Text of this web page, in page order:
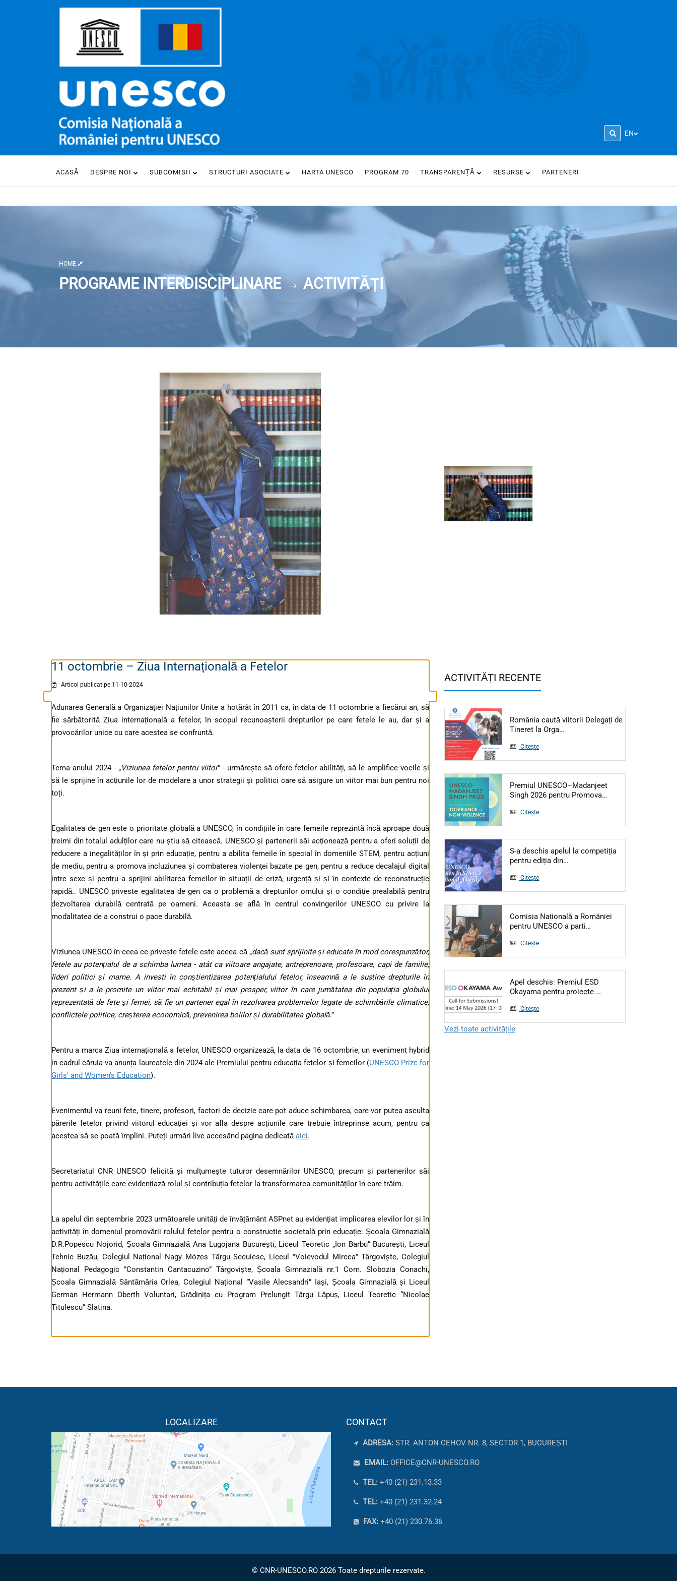
EN
ACASĂ DESPRE NOI SUBCOMISII STRUCTURI ASOCIATE HARTA UNESCO PROGRAM 70 TRANSPARENȚĂ RESURSE PARTENERI
HOME
PROGRAME INTERDISCIPLINARE → ACTIVITĂȚI
11 octombrie – Ziua Internațională a Fetelor
Articol publicat pe 11-10-2024
Adunarea Generală a Organizației Națiunilor Unite a hotărât în 2011 ca, în data de 11 octombrie a fiecărui an, să
fie sărbătorită Ziua internațională a fetelor, în scopul recunoașterii drepturilor pe care fetele le au, dar și a
provocărilor unice cu care acestea se confruntă.
Tema anului 2024 - „Viziunea fetelor pentru viitor” - urmărește să ofere fetelor abilități, să le amplifice vocile și
să le sprijine în acțiunile lor de modelare a unor strategii și politici care să asigure un viitor mai bun pentru noi
toți.
Egalitatea de gen este o prioritate globală a UNESCO, în condițiile în care femeile reprezintă încă aproape două
treimi din totalul adulților care nu știu să citească. UNESCO și partenerii săi acționează pentru a oferi soluții de
reducere a inegalităților în și prin educație, pentru a abilita femeile în special în domeniile STEM, pentru acțiuni
de mediu, pentru a promova incluziunea și combaterea violenței bazate pe gen, pentru a reduce decalajul digital
între sexe și pentru a sprijini abilitarea femeilor în situații de criză, urgență și și în contexte de reconstrucție
rapidă.. UNESCO priveste egalitatea de gen ca o problemă a drepturilor omului și o condiție prealabilă pentru
dezvoltarea durabilă centrată pe oameni. Aceasta se află în centrul convingerilor UNESCO cu privire la
modalitatea de a construi o pace durabilă.
Viziunea UNESCO în ceea ce privește fetele este aceea că „dacă sunt sprijinite și educate în mod corespunzător,
fetele au potențialul de a schimba lumea - atât ca viitoare angajate, antreprenoare, profesoare, capi de familie,
lideri politici și mame. A investi în conștientizarea potențialului fetelor, înseamnă a le susține drepturile în
prezent și a le promite un viitor mai echitabil și mai prosper, viitor în care jumătatea din populația globului
reprezentată de fete și femei, să fie un partener egal în rezolvarea problemelor legate de schimbările climatice,
conflictele politice, creșterea economică, prevenirea bolilor și durabilitatea globală.”
Pentru a marca Ziua internațională a fetelor, UNESCO organizează, la data de 16 octombrie, un eveniment hybrid
în cadrul căruia va anunța laureatele din 2024 ale Premiului pentru educația fetelor și femeilor (UNESCO Prize for
Girls' and Women’s Education).
Evenimentul va reuni fete, tinere, profesori, factori de decizie care pot aduce schimbarea, care vor putea asculta
părerile fetelor privind viitorul educației și vor afla despre acțiunile care trebuie întreprinse acum, pentru ca
acestea să se poată împlini. Puteți urmări live accesând pagina dedicatăaici.
Secretariatul CNR UNESCO felicită și mulțumește tuturor desemnărilor UNESCO, precum și partenerilor săi
pentru activitățile care evidențiază rolul și contribuția fetelor la transformarea comunităților în care trăim.
La apelul din septembrie 2023 următoarele unități de învățământ ASPnet au evidențiat implicarea elevilor lor și în
activități în domeniul promovării rolulul fetelor pentru o constructie societală prin educație: Școala Gimnazială
D.R.Popescu Nojorid, Școala Gimnazială Ana Lugojana București, Liceul Teoretic „Ion Barbu” București, Liceul
Tehnic Buzău, Colegiul Național Nagy Mózes Târgu Secuiesc, Liceul ”Voievodul Mircea” Târgoviște, Colegiul
Național Pedagogic ”Constantin Cantacuzino” Târgoviște, Școala Gimnazială nr.1 Com. Slobozia Conachi,
Școala Gimnazială Sântămăria Orlea, Colegiul Național ”Vasile Alecsandri” Iași, Școala Gimnazială și Liceul
German Hermann Oberth Voluntari, Grădinița cu Program Prelungit Târgu Lăpuș, Liceul Teoretic “Nicolae
Titulescu” Slatina.
ACTIVITĂȚI RECENTE
România caută viitorii Delegați de
Tineret la Orga…
Citește
Premiul UNESCO–Madanjeet
Singh 2026 pentru Promova…
Citește
S-a deschis apelul la competiția
pentru ediția din…
Citește
Comisia Națională a României
pentru UNESCO a parti…
Citește
Apel deschis: Premiul ESD
Okayama pentru proiecte …
Citește
Vezi toate activitățile
LOCALIZARE CONTACT
ADRESA: STR. ANTON CEHOV NR. 8, SECTOR 1, BUCUREȘTI
EMAIL: OFFICE@CNR-UNESCO.RO
TEL: +40 (21) 231.13.33
TEL: +40 (21) 231.32.24
FAX: +40 (21) 230.76.36
© CNR-UNESCO.RO 2026 Toate drepturile rezervate.